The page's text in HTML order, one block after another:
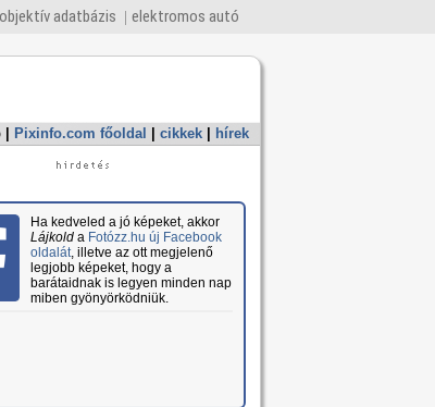
objektív adatbázis elektromos autó
Pixinfo.com főoldal cikkek hírek
Ha kedveled a jó képeket, akkor
Lájkolda Fotózz.hu új Facebook
oldalát, illetve az ott megjelenő
legjobb képeket, hogy a
barátaidnak is legyen minden nap
miben gyönyörködniük.